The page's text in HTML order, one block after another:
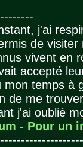
j'ai
de visiter
vivent en
accepté
mon temps à
de me
j'ai oublié
- Pour un